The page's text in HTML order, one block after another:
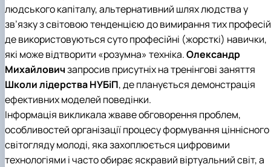
людського капіталу, альтернативний шлях людства у
зв’язку з світовою тенденцією до вимирання тих
де використовуються суто професійні (жорсткі) навички,
які може відтворити «розумна» техніка.Олександр
Михайловичзапросив присутніх на тренінгові заняття
Школи лідерства НУБіП, де планується демонстрація
ефективних моделей поведінки.
Інформація викликала жваве обговорення проблем,
особливостей організації процесу формування ціннісного
світогляду молоді, яка захоплюється цифровими
технологіями і часто обирає яскравий віртуальний світ, а